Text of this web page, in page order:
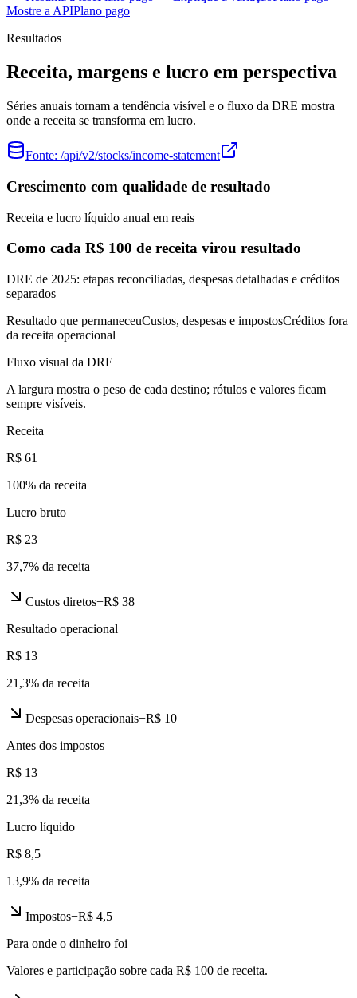
Mostre a APIPlano pago
Resultados
Receita, margens e lucro em perspectiva
Séries anuais tornam a tendência visível e o fluxo da DRE mostra
onde a receita se transforma em lucro.
Fonte: /api/v2/stocks/income-statement
Crescimento com qualidade de resultado
Receita e lucro líquido anual em reais
Como cada R$ 100 de receita virou resultado
DRE de 2025: etapas reconciliadas, despesas detalhadas e créditos
separados
Resultado que permaneceuCustos, despesas e impostosCréditos fora
da receita operacional
Fluxo visual da DRE
A largura mostra o peso de cada destino; rótulos e valores ficam
sempre visíveis.
Receita
R$ 61
100% da receita
Lucro bruto
R$ 23
37,7% da receita
Custos diretos−R$ 38
Resultado operacional
R$ 13
21,3% da receita
Despesas operacionais−R$ 10
Antes dos impostos
R$ 13
21,3% da receita
Lucro líquido
R$ 8,5
13,9% da receita
Impostos−R$ 4,5
Para onde o dinheiro foi
Valores e participação sobre cada R$ 100 de receita.